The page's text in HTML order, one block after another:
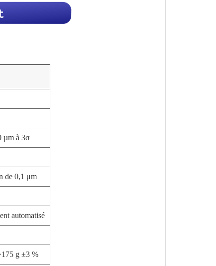
µm à 3σ
de 0,1 μm
automatisé
g ±3 %